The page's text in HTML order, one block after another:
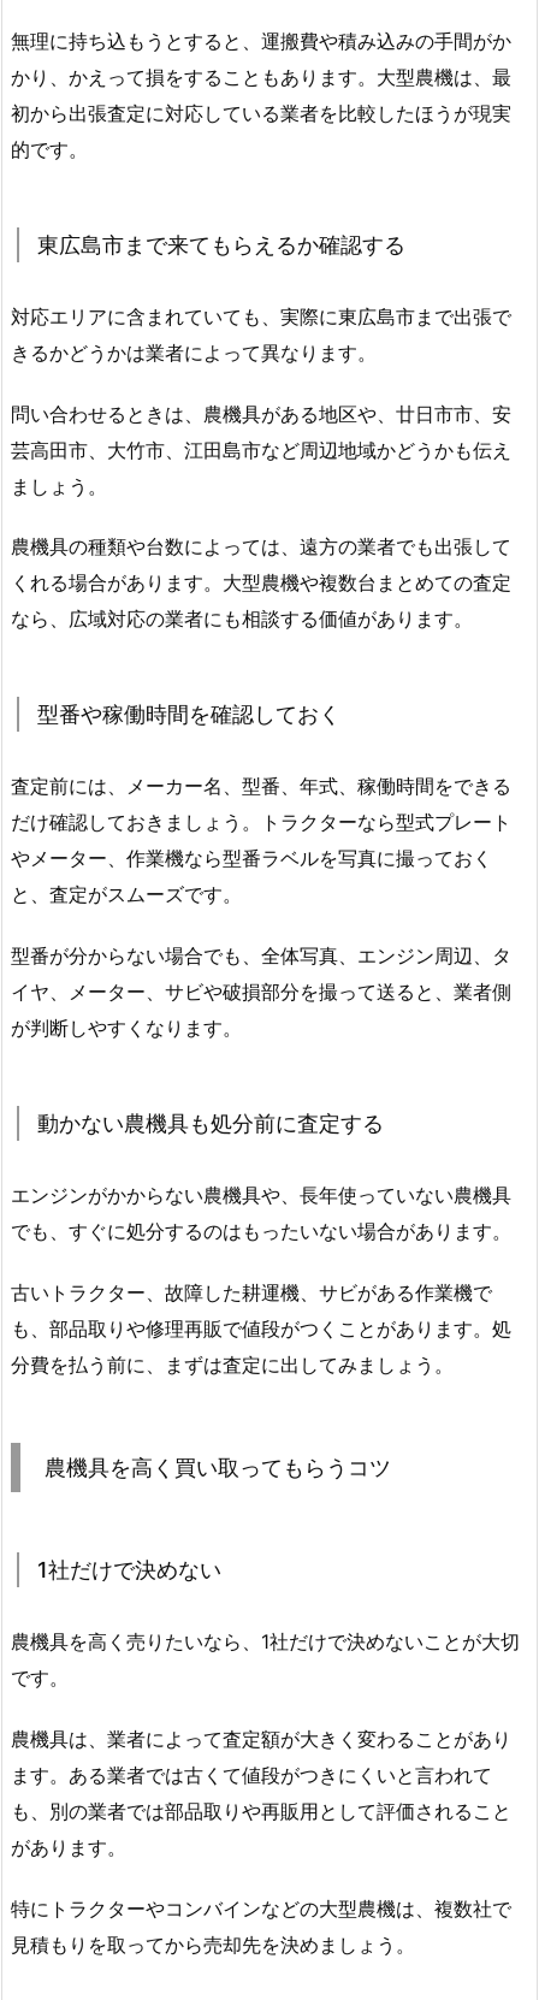
無理に持ち込もうとすると、運搬費や積み込みの手間がか
かり、かえって損をすることもあります。大型農機は、最
初から出張査定に対応している業者を比較したほうが現実
的です。
東広島市まで来てもらえるか確認する
対応エリアに含まれていても、実際に東広島市まで出張で
きるかどうかは業者によって異なります。
問い合わせるときは、農機具がある地区や、廿日市市、安
芸高田市、大竹市、江田島市など周辺地域かどうかも伝え
ましょう。
農機具の種類や台数によっては、遠方の業者でも出張して
くれる場合があります。大型農機や複数台まとめての査定
なら、広域対応の業者にも相談する価値があります。
型番や稼働時間を確認しておく
査定前には、メーカー名、型番、年式、稼働時間をできる
だけ確認しておきましょう。トラクターなら型式プレート
やメーター、作業機なら型番ラベルを写真に撮っておく
と、査定がスムーズです。
型番が分からない場合でも、全体写真、エンジン周辺、タ
イヤ、メーター、サビや破損部分を撮って送ると、業者側
が判断しやすくなります。
動かない農機具も処分前に査定する
エンジンがかからない農機具や、長年使っていない農機具
でも、すぐに処分するのはもったいない場合があります。
古いトラクター、故障した耕運機、サビがある作業機で
も、部品取りや修理再販で値段がつくことがあります。処
分費を払う前に、まずは査定に出してみましょう。
農機具を高く買い取ってもらうコツ
1社だけで決めない
農機具を高く売りたいなら、1社だけで決めないことが大切
です。
農機具は、業者によって査定額が大きく変わることがあり
ます。ある業者では古くて値段がつきにくいと言われて
も、別の業者では部品取りや再販用として評価されること
があります。
特にトラクターやコンバインなどの大型農機は、複数社で
見積もりを取ってから売却先を決めましょう。